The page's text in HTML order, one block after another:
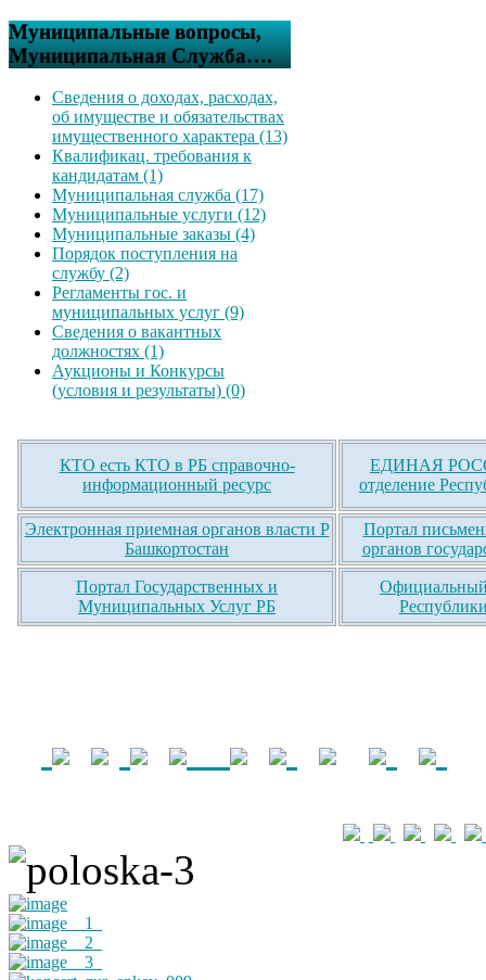
Муниципальные вопросы,
Муниципальная Служба….
Сведения о доходах, расходах,
об имуществе и обязательствах
имущественного характера (13)
Квалификац. требования к
кандидатам (1)
Муниципальная служба (17)
Муниципальные услуги (12)
Муниципальные заказы (4)
Порядок поступления на
службу (2)
Регламенты гос. и
муниципальных услуг (9)
Сведения о вакантных
должностях (1)
Аукционы и Конкурсы
(условия и результаты) (0)
КТО есть КТО в РБ справочно-
информационный ресурс
ЕДИНАЯ
отделение
Электронная приемная органов власти Р
Башкортостан
Портал
органов
Портал Государственных и
Муниципальных Услуг РБ
Официальный